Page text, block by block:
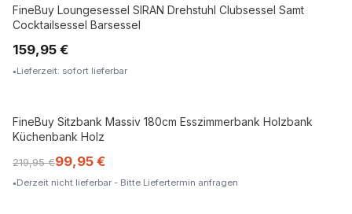
FineBuy Loungesessel SIRAN Drehstuhl Clubsessel Samt
Cocktailsessel Barsessel
159,95 €
Lieferzeit: sofort lieferbar
FineBuy Sitzbank Massiv 180cm Esszimmerbank Holzbank
Küchenbank Holz
219,95 €99,95 €
Derzeit nicht lieferbar - Bitte Liefertermin anfragen